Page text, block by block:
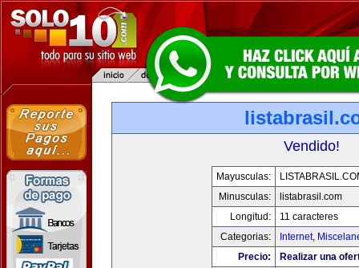
Vendido!
Mayusculas:
Minusculas:
listabrasil.com
Longitud:
11 caracteres
Categorias:
Internet,
Precio:
Realizar una